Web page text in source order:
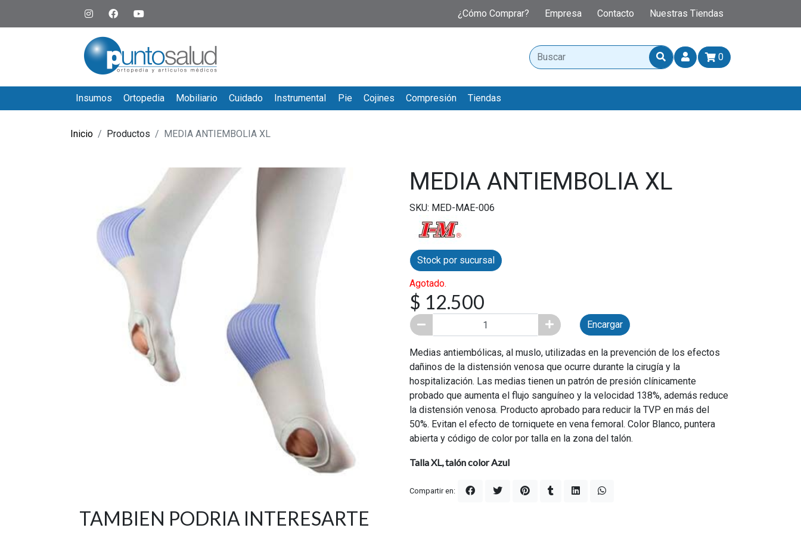
¿Cómo Comprar? Empresa Contacto Nuestras Tiendas
0
Insumos Ortopedia Mobiliario Cuidado Instrumental Pie Cojines Compresión Tiendas
Inicio Productos MEDIA ANTIEMBOLIA XL
MEDIA ANTIEMBOLIA XL
SKU: MED-MAE-006
Stock por sucursal
Agotado.
$ 12.500
Encargar
Medias antiembólicas, al muslo, utilizadas en la prevención de los efectos
dañinos de la distensión venosa que ocurre durante la cirugía y la
hospitalización. Las medias tienen un patrón de presión clínicamente
probado que aumenta el flujo sanguíneo y la velocidad 138%, además reduce
la distensión venosa. Producto aprobado para reducir la TVP en más del
50%. Evitan el efecto de torniquete en vena femoral. Color Blanco, puntera
abierta y código de color por talla en la zona del talón.
Talla XL, talón color Azul
Compartir en:
TAMBIEN PODRIA INTERESARTE